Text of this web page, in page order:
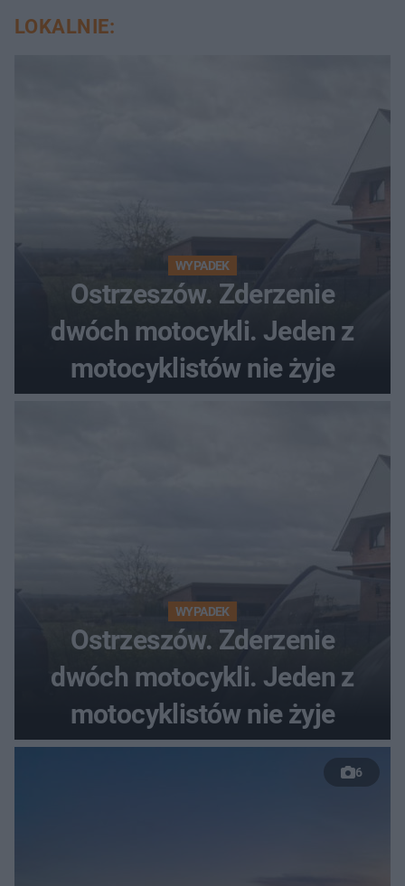
LOKALNIE:
WYPADEK
Ostrzeszów. Zderzenie
dwóch motocykli. Jeden z
motocyklistów nie żyje
WYPADEK
Ostrzeszów. Zderzenie
dwóch motocykli. Jeden z
motocyklistów nie żyje
6